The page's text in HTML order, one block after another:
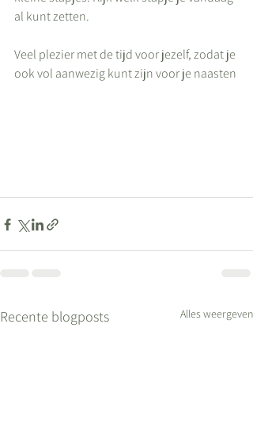
al kunt zetten.
Veel plezier met de tijd voor jezelf, zodat je
ook vol aanwezig kunt zijn voor je naasten
Recente blogposts Alles weergeven